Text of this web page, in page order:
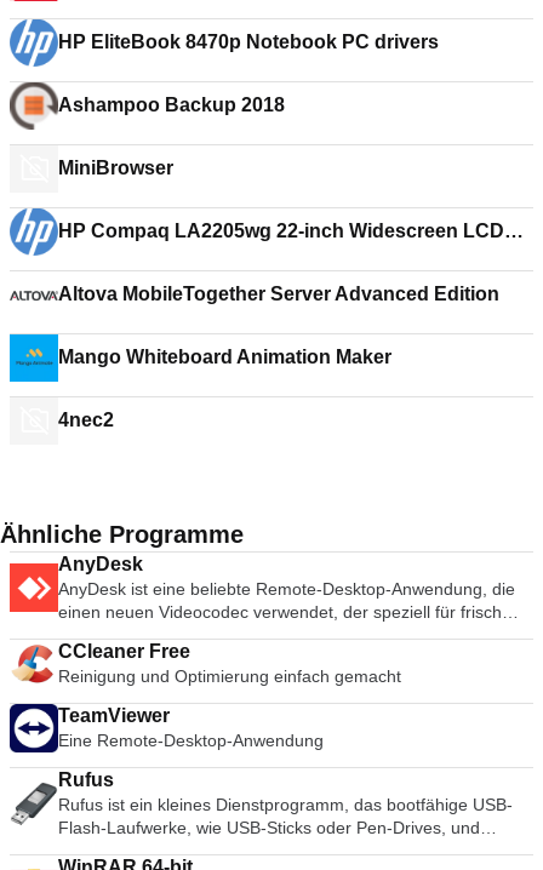
HP EliteBook 8470p Notebook PC drivers
Ashampoo Backup 2018
MiniBrowser
HP Compaq LA2205wg 22-inch Widescreen LCD
Altova MobileTogether Server Advanced Edition
Mango Whiteboard Animation Maker
4nec2
Ähnliche Programme
AnyDesk
AnyDesk ist eine beliebte Remote-Desktop-Anwendung, die
einen neuen Videocodec verwendet, der speziell für frisch
aussehende grafische Benutzeroberflächen entwickelt wurde.
AnyDesk-Software ist vielseitig, sicher und leichtgewichtig. Die
Software verwendet TLS1.2-Verschlüsselung, und beide
Enden der Verbindung werden kryptografisch verifiziert.
AnyDesk ist sehr leicht und in eine 1MB große Datei gepackt,
und es sind keine administrativen Rechte oder Installationen
erforderlich. Die UI von AnyDesk ist wirklich einfach und leicht
zu navigieren. Mit AnyDesk können Sie Ihren persönlichen
Computer von überall her benutzen. Ihre personalisierte
AnyDesk-ID ist der Schlüssel zu Ihrem Desktop mit all Ihren
Anwendungen, Dokumenten und Fotos. Am wichtigsten ist,
CCleaner Free
Reinigung und Optimierung einfach gemacht
TeamViewer
Eine Remote-Desktop-Anwendung
Rufus
Rufus ist ein kleines Dienstprogramm, das bootfähige USB-
Flash-Laufwerke, wie USB-Sticks oder Pen-Drives, und
Speichersticks formatieren und erstellen kann. Rufus ist in